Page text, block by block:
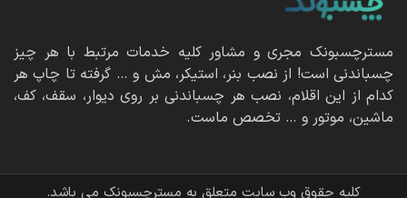
مسترچسبونک مجری و مشاور کلیه خدمات مرتبط با هر چیز
چسباندنی است! از نصب بنر، استیکر، مش و … گرفته تا چاپ هر
کدام از این اقلام، نصب هر چسباندنی بر روی دیوار، سقف، کف،
ماشین، موتور و … تخصص ماست.
کلیه حقوق وب سایت متعلق به مسترچسبونک می باشد.